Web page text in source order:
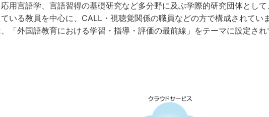
用言語学、言語習得の基礎研究など多分野に及ぶ学際的研究団体とし
いる教員を中心に、CALL・視聴覚関係の職員などの方で構成されてい
「外国語教育における学習・指導・評価の最前線」をテーマに設定さ